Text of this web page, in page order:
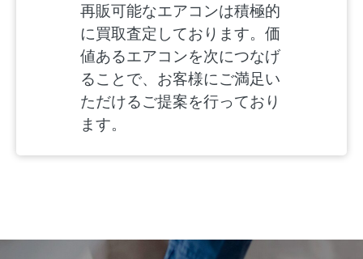
再販可能なエアコンは積極的
に買取査定しております。価
値あるエアコンを次につなげ
ることで、お客様にご満足い
ただけるご提案を行っており
ます。